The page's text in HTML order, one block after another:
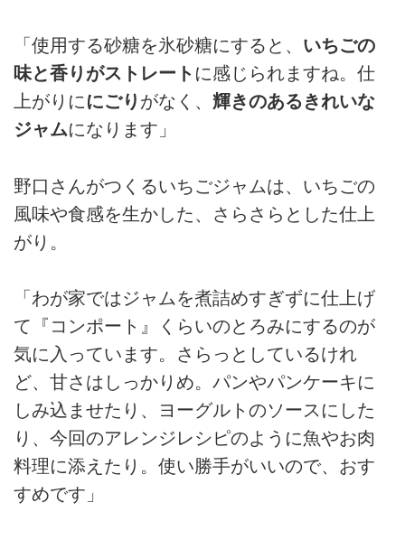
「使用する砂糖を氷砂糖にすると、 いちごの
味と香りがストレート に感じられますね。仕
上がりににごり がなく、 輝きのあるきれいな
ジャムになります」
野口さんがつくるいちごジャムは、いちごの
風味や食感を生かした、さらさらとした仕上
がり。
「わが家ではジャムを煮詰めすぎずに仕上げ
て『コンポート』くらいのとろみにするのが
気に入っています。さらっとしているけれ
ど、甘さはしっかりめ。パンやパンケーキに
しみ込ませたり、ヨーグルトのソースにした
り、今回のアレンジレシピのように魚やお肉
料理に添えたり。使い勝手がいいので、おす
すめです」